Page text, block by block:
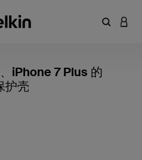
输入关键
登录
iPhone 7 Plus 的
壳